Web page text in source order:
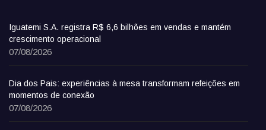
Iguatemi S.A. registra R$ 6,6 bilhões em vendas e mantém
crescimento operacional
07/08/2026
Dia dos Pais: experiências à mesa transformam refeições em
momentos de conexão
07/08/2026